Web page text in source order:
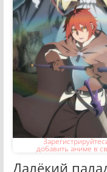
добавить аниме в
Далёкий